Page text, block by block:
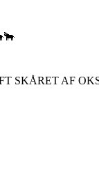
SKÅRET AF